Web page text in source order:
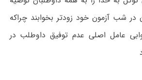
در شب آزمون خود زودتر بخوابند چراکه
عامل اصلی عدم توفیق داوطلب در